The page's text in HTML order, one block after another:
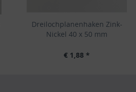
Dreilochplanenhaken Zink-
Nickel 40 x 50 mm
€ 1,88 *